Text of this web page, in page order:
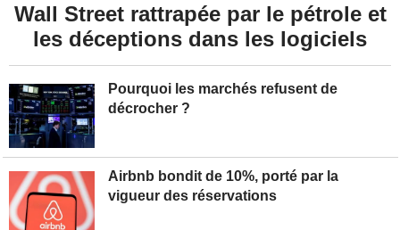
Pourquoi les marchés refusent de
décrocher ?
Airbnb bondit de 10%, porté par la
vigueur des réservations
Wall Street rattrapée par le pétrole et
les déceptions dans les logiciels